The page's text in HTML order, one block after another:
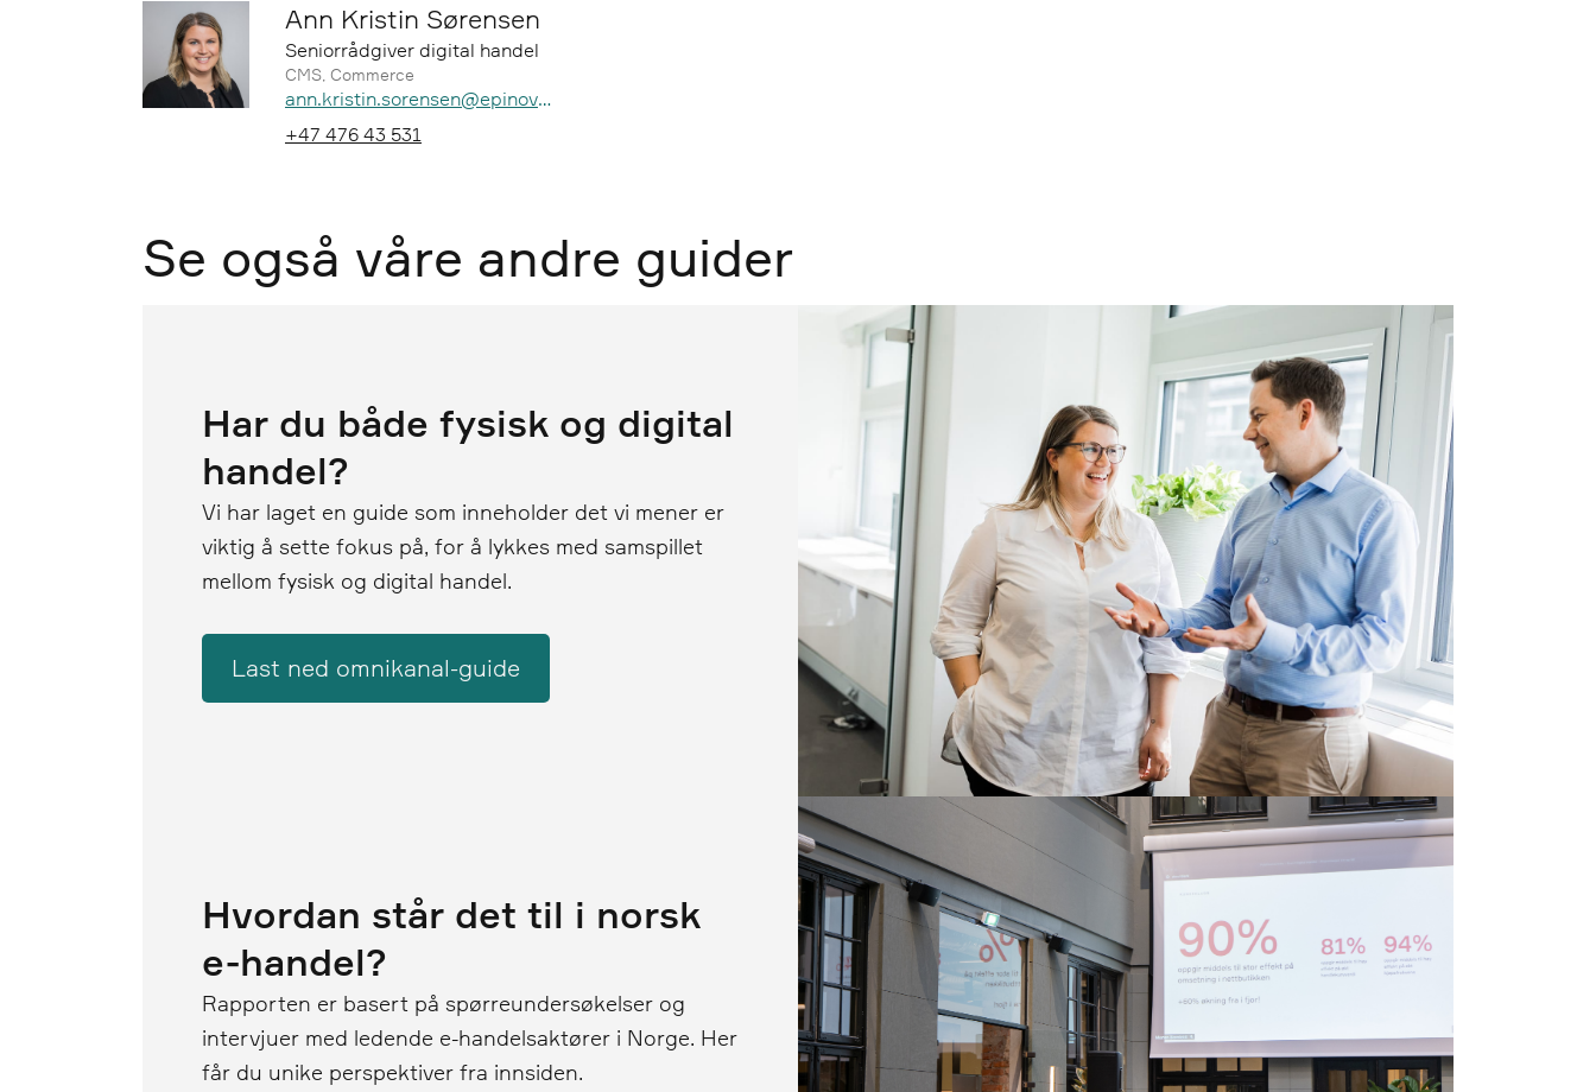
Ann Kristin Sørensen
Seniorrådgiver digital handel
CMS, Commerce
ann.kristin.sorensen@epinova.no
+47 476 43 531
Se også våre andre guider
Har du både fysisk og digital
handel?
Vi har laget en guide som inneholder det vi mener er
viktig å sette fokus på, for å lykkes med samspillet
mellom fysisk og digital handel.
Last ned omnikanal-guide
Hvordan står det til i norsk
e-handel?
Rapporten er basert på spørreundersøkelser og
intervjuer med ledende e-handelsaktører i Norge. Her
får du unike perspektiver fra innsiden.